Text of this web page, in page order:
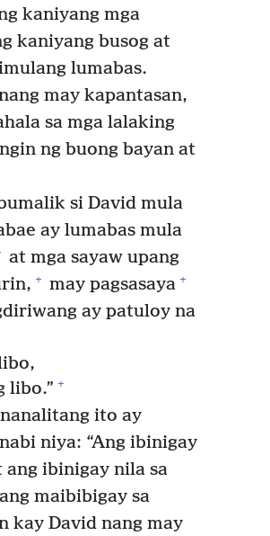
kaniyang mga
kaniyang busog at
lumabas.
may kapantasan,
sa mga lalaking
ng buong bayan at
si David mula
ay lumabas mula
at mga sayaw upang
+ may pagsasaya +
ay patuloy na
libo.” +
ito ay
niya: “Ang ibinigay
ibinigay nila sa
maibibigay sa
kay David nang may